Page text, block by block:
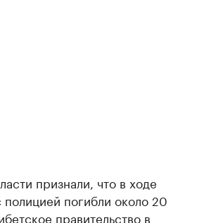
признали, что в ходе
полицией погибли около 20
правительство в